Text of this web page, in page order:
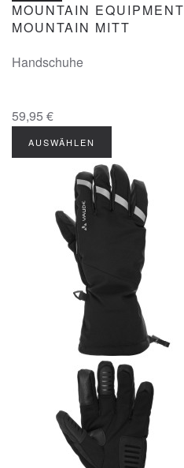
MOUNTAIN EQUIPMENT
MOUNTAIN MITT
Handschuhe
59,95 €
AUSWÄHLEN